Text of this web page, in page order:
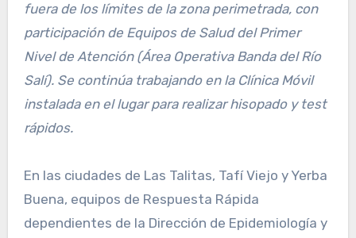
fuera de los límites de la zona perimetrada, con
participación de Equipos de Salud del Primer
Nivel de Atención (Área Operativa Banda del Río
Salí). Se continúa trabajando en la Clínica Móvil
instalada en el lugar para realizar hisopado y test
rápidos.
En las ciudades de Las Talitas, Tafí Viejo y Yerba
Buena, equipos de Respuesta Rápida
dependientes de la Dirección de Epidemiología y